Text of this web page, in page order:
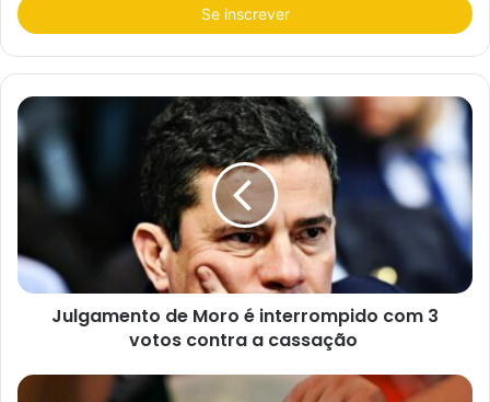
r
a
u
e
n
d
e
e
Julgamento de Moro é interrompido com 3
votos contra a cassação